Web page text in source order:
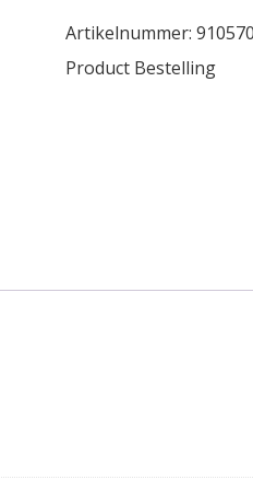
Artikelnummer: 910570
Product Bestelling